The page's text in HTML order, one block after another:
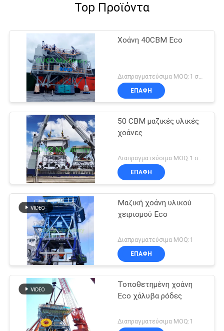
Top Προϊόντα
Χοάνη 40CBM Eco
Διαπραγματεύσιμα MOQ:1 σύνολο
ΕΠΑΦΉ
50 CBM μαζικές υλικές
χοάνες
Διαπραγματεύσιμα MOQ:1 σύνολο
ΕΠΑΦΉ
Μαζική χοάνη υλικού
χειρισμού Eco
Διαπραγματεύσιμα MOQ:1
ΕΠΑΦΉ
Τοποθετημένη χοάνη
Eco χάλυβα ρόδες
Διαπραγματεύσιμα MOQ:1